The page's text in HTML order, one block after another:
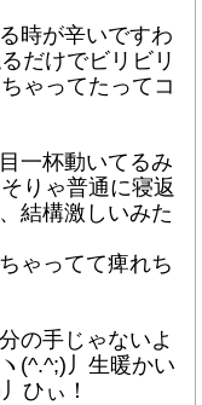
時が辛いですわ
だけでビリビリ
ゃってたってコ
一杯動いてるみ
りゃ普通に寝返
結構激しいみた
ゃってて痺れち
の手じゃないよ
(^.^;)丿生暖かい
ひぃ！